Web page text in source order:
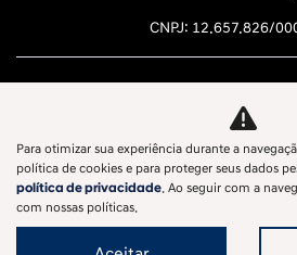
CNPJ: 12.657.826/
Desacelere. Seu bem maior é a
vida.
Para otimizar sua experiência durante a
política de cookies e para proteger seus dados
política de privacidade. Ao seguir com a
com nossas políticas.